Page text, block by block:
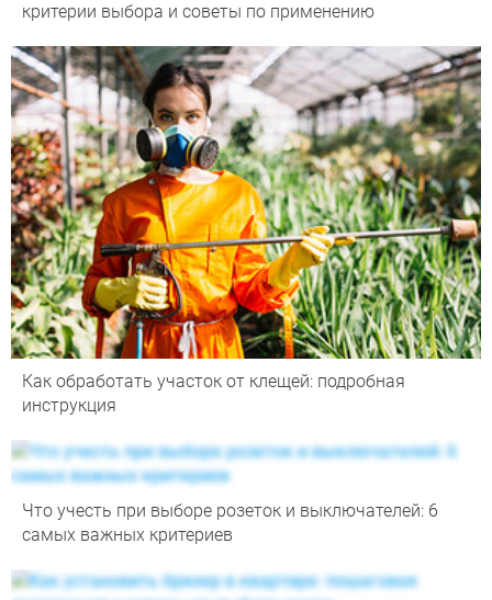
критерии выбора и советы по применению
Как обработать участок от клещей: подробная
инструкция
Что учесть при выборе розеток и выключателей: 6
самых важных критериев